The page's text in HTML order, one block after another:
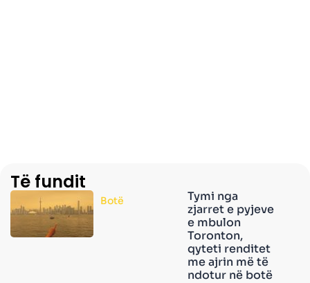
Të fundit
Botë
Tymi nga
zjarret e pyjeve
e mbulon
Toronton,
qyteti renditet
me ajrin më të
ndotur në botë